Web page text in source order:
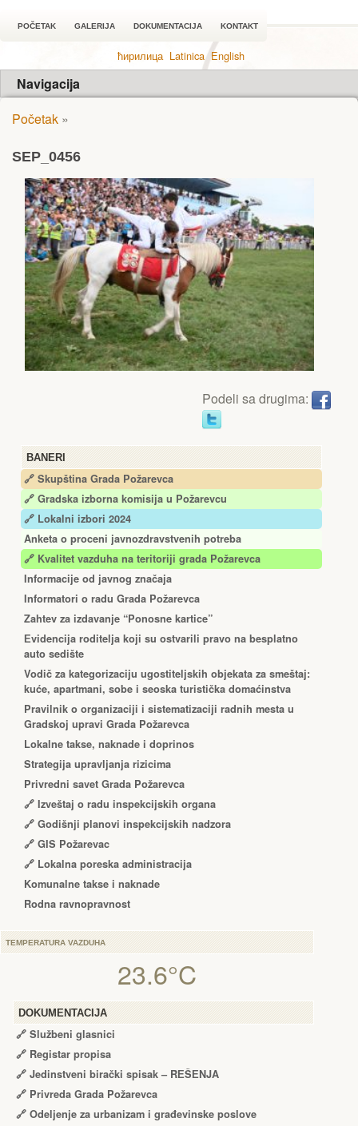
POČETAK GALERIJA DOKUMENTACIJA KONTAKT
ћирилица Latinica English
Navigacija
BANERI
🔗 Skupština Grada Požarevca
🔗 Gradska izborna komisija u Požarevcu
🔗 Lokalni izbori 2024
Anketa o proceni javnozdravstvenih potreba
🔗 Kvalitet vazduha na teritoriji grada Požarevca
Informacije od javnog značaja
Informatori o radu Grada Požarevca
Zahtev za izdavanje “Ponosne kartice”
Еvidencija roditelja koji su ostvarili pravo na besplatno
auto sedište
Vodič za kategorizaciju ugostiteljskih objekata za smeštaj:
kuće, apartmani, sobe i seoska turistička domaćinstva
Pravilnik o organizaciji i sistematizaciji radnih mesta u
Gradskoj upravi Grada Požarevca
Lokalne takse, naknade i doprinos
Strategija upravljanja rizicima
Privredni savet Grada Požarevca
🔗 Izveštaj o radu inspekcijskih organa
🔗 Godišnji planovi inspekcijskih nadzora
🔗 GIS Požarevac
🔗 Lokalna poreska administracija
Komunalne takse i naknade
Rodna ravnopravnost
Početak »
SEP_0456
Podeli sa drugima:
TEMPERATURA VAZDUHA
23.6°C
DOKUMENTACIJA
🔗 Službeni glasnici
🔗 Registar propisa
🔗 Jedinstveni birački spisak – RЕŠЕNJA
🔗 Privreda Grada Požarevca
🔗 Odeljenje za urbanizam i građevinske poslove